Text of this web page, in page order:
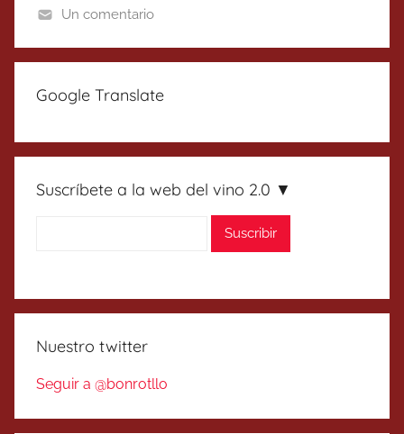
Un comentario
Google Translate
Suscríbete a la web del vino 2.0 ▼
Nuestro twitter
Seguir a @bonrotllo